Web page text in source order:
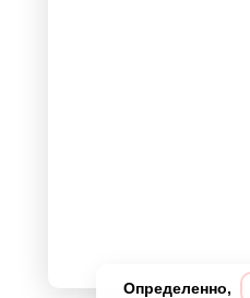
Определенно,